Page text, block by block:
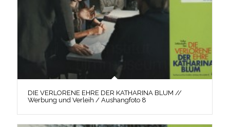
DIE VERLORENE EHRE DER KATHARINA BLUM //
Werbung und Verleih / Aushangfoto 8